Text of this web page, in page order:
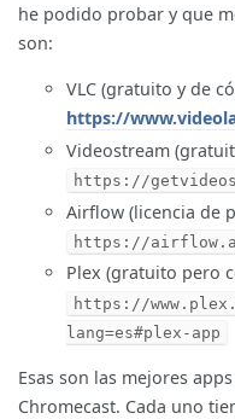
he podido probar y que
son:
VLC (gratuito y de
https://
Videostream
https://
Airflow (licencia de
https://
Plex (gratuito pero
https://
lang=es#plex-app
Esas son las mejores
Chromecast. Cada uno